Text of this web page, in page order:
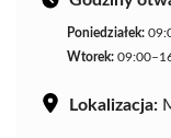
Poniedziałek:
Wtorek:
Lokalizacja: